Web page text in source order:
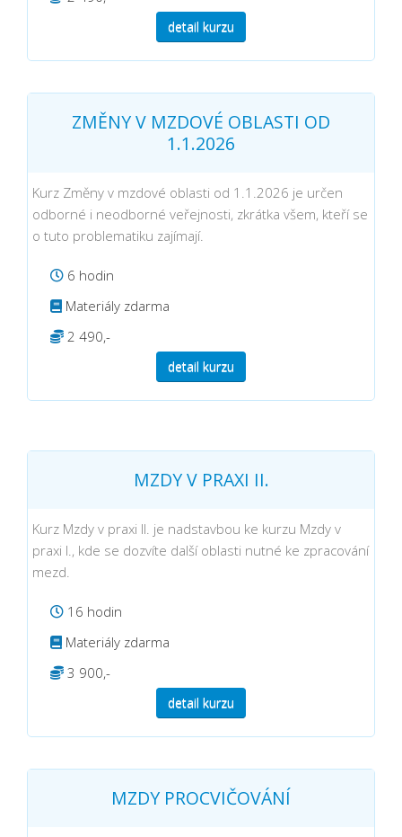
detail kurzu
ZMĚNY V MZDOVÉ OBLASTI OD
1.1.2026
Kurz Změny v mzdové oblasti od 1.1.2026 je určen
odborné i neodborné veřejnosti, zkrátka všem, kteří se
o tuto problematiku zajímají.
6 hodin
Materiály zdarma
2 490,-
detail kurzu
MZDY V PRAXI II.
Kurz Mzdy v praxi II. je nadstavbou ke kurzu Mzdy v
praxi I., kde se dozvíte další oblasti nutné ke zpracování
mezd.
16 hodin
Materiály zdarma
3 900,-
detail kurzu
MZDY PROCVIČOVÁNÍ